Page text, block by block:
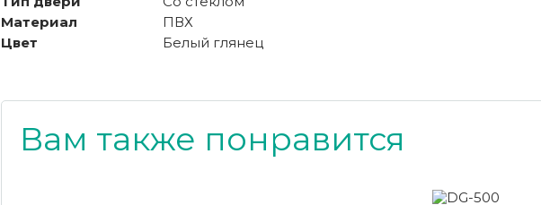
Материал
ПВХ
Цвет
Белый глянец
Вам также понравится